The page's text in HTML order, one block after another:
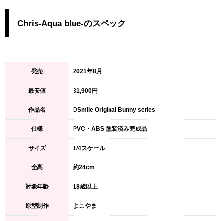
Chris-Aqua blue-のスペック
発売 2021年8月
最安値 31,900円
作品名 DSmile Original Bunny series
仕様 PVC・ABS 塗装済み完成品
サイズ 1/4スケール
全高 約24cm
対象年齢 18歳以上
原型制作 よこやま